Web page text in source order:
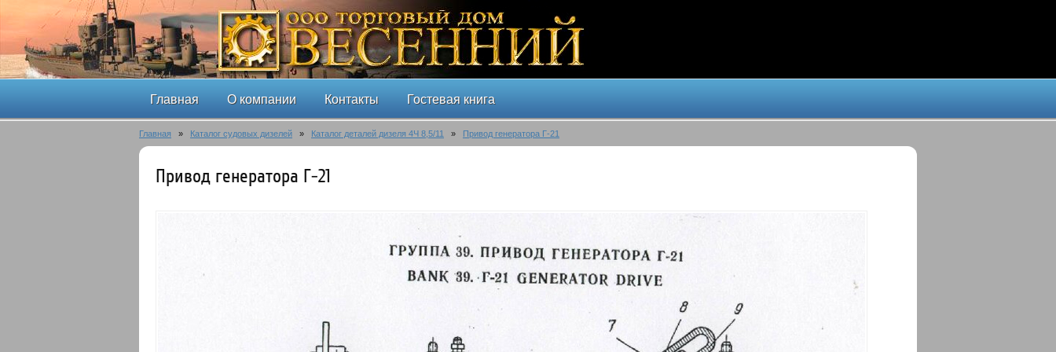
Главная О компании Контакты Гостевая книга
Главная » Каталог судовых дизелей » Каталог деталей дизеля 4Ч 8,5/11 » Привод генератора Г-21
Привод генератора Г-21